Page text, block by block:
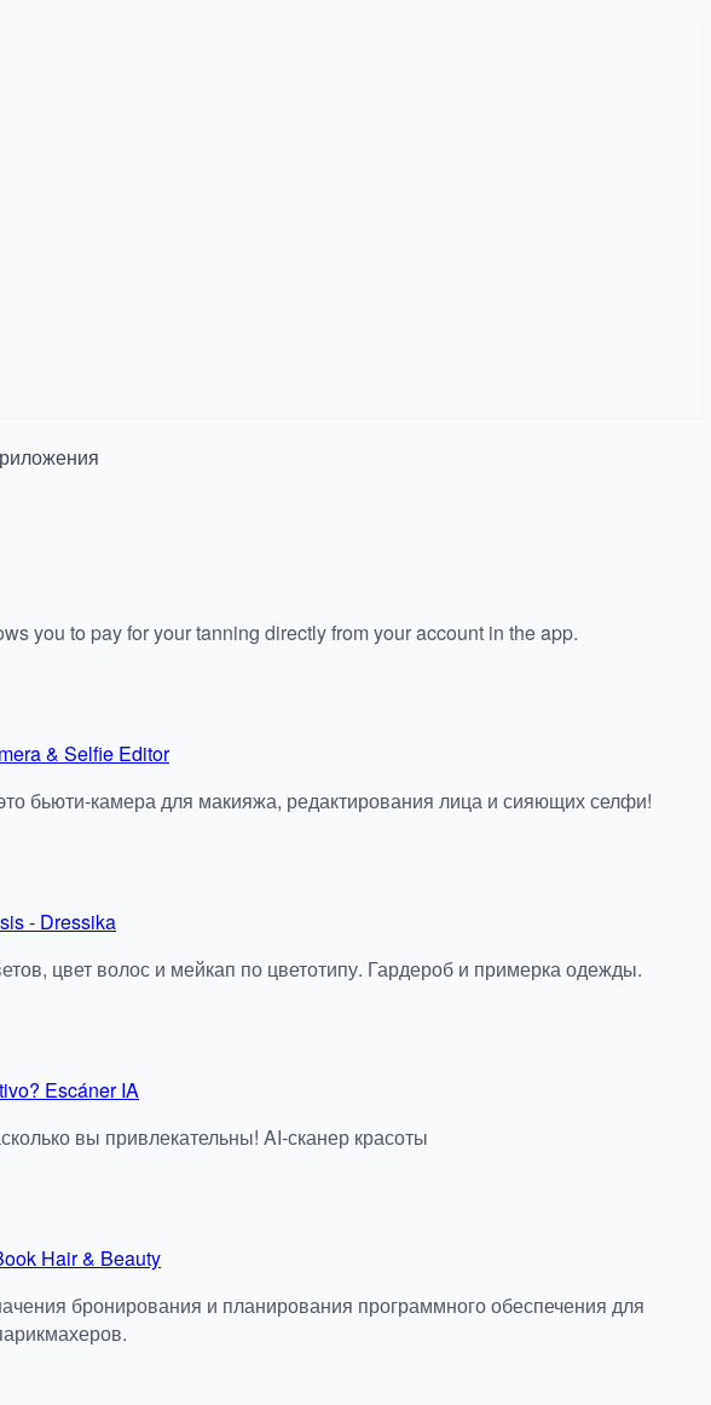
you to pay for your tanning directly from your account in the app.
& Selfie Editor
бьюти-камера для макияжа, редактирования лица и сияющих селфи!
- Dressika
цвет волос и мейкап по цветотипу. Гардероб и примерка одежды.
Escáner IA
вы привлекательны! AI-сканер красоты
Hair & Beauty
бронирования и планирования программного обеспечения для